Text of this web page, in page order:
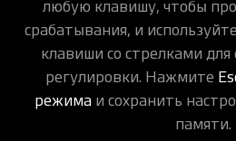
любую клавишу, чтобы
срабатывания, и
клавиши со стрелками
регулировки. Нажмите
режима и сохранить
памяти.